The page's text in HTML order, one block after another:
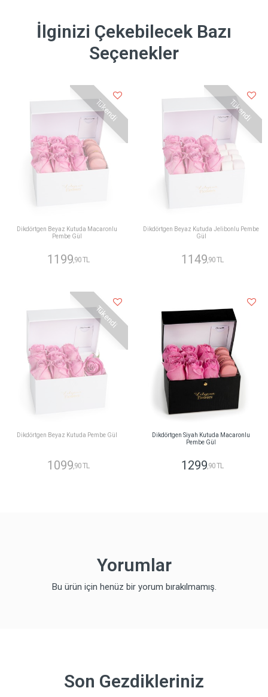
İlginizi Çekebilecek Bazı
Seçenekler
Tükendi
Dikdörtgen Beyaz Kutuda Macaronlu
Pembe Gül
1199 ,90 TL
Tükendi
Dikdörtgen Beyaz Kutuda Jelibonlu Pembe
Gül
1149 ,90 TL
Tükendi
Dikdörtgen Beyaz Kutuda Pembe Gül
1099,90 TL
Dikdörtgen Siyah Kutuda Macaronlu
Pembe Gül
1299,90 TL
Yorumlar
Bu ürün için henüz bir yorum bırakılmamış.
Son Gezdikleriniz